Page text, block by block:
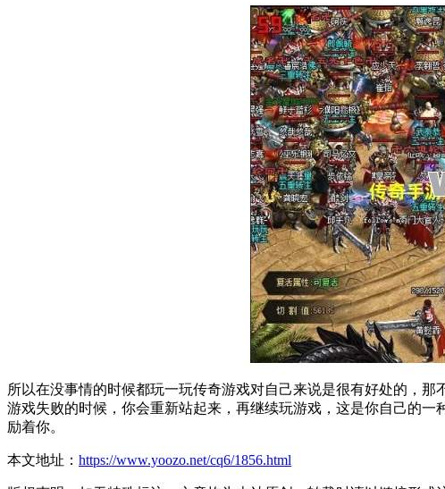
所以在没事情的时候都玩一玩传奇游戏对自己来说是很有好处的，
游戏失败的时候，你会重新站起来，再继续玩游戏，这是你自己的
励着你。
本文地址： https://www.yoozo.net/cq6/1856.html